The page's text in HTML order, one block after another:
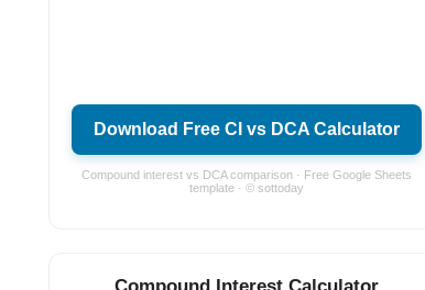
Download Free CI vs DCA Calculator
Compound interest vs DCA comparison · Free Google Sheets
template · © sottoday
Compound Interest Calculator